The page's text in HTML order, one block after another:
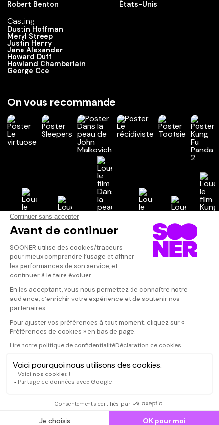
Robert Benton
Casting
Dustin Hoffman
Meryl Streep
Justin Henry
Jane Alexander
Howard Duff
Howland Chamberlain
George Coe
États-Unis
On vous recommande
Vos avis
Donnez votre avis
Votre note
Votre commentaire
Il faut vous connecter pour
publier un avis
CONNEXION